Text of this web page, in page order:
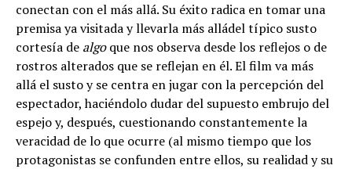
conectan con el más allá. Su éxito radica en tomar una
premisa ya visitada y llevarla más alládel típico susto
cortesía de algoque nos observa desde los reflejos o de
rostros alterados que se reflejan en él. El film va más
allá el susto y se centra en jugar con la percepción del
espectador, haciéndolo dudar del supuesto embrujo del
espejo y, después, cuestionando constantemente la
veracidad de lo que ocurre (al mismo tiempo que los
protagonistas se confunden entre ellos, su realidad y su